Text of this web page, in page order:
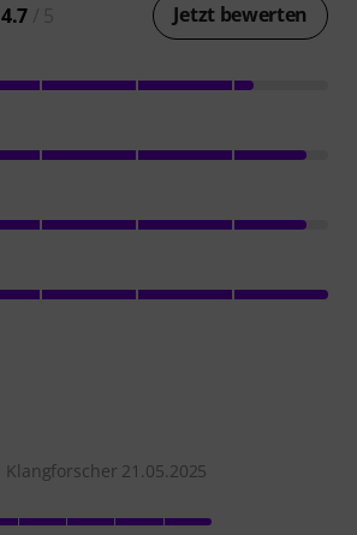
4.7 Jetzt bewerten
Klangforscher 21.05.2025